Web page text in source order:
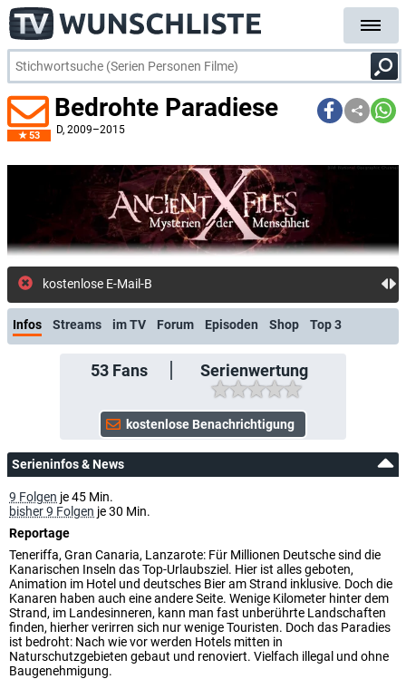
53
Bedrohte Paradiese
D, 2009–2015
kostenlose E-Mail-Benachrichtigun
Infos Streams im TV Forum Episoden Shop Top 3
53Fans Serienwertung
Serieninfos & News
9 Folgen je 45 Min.
bisher 9 Folgen je 30 Min.
Reportage
Teneriffa, Gran Canaria, Lanzarote: Für Millionen Deutsche sind die
Kanarischen Inseln das Top-Urlaubsziel. Hier ist alles geboten,
Animation im Hotel und deutsches Bier am Strand inklusive. Doch die
Kanaren haben auch eine andere Seite. Wenige Kilometer hinter dem
Strand, im Landesinneren, kann man fast unberührte Landschaften
finden, hierher verirren sich nur wenige Touristen. Doch das Paradies
ist bedroht: Nach wie vor werden Hotels mitten in
Naturschutzgebieten gebaut und renoviert. Vielfach illegal und ohne
Baugenehmigung.